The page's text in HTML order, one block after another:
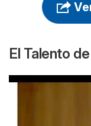
El Talento